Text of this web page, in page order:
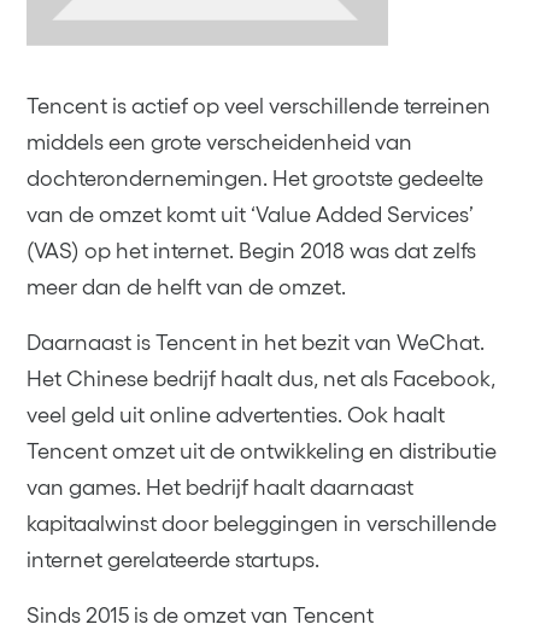
Tencent is actief op veel verschillende terreinen
middels een grote verscheidenheid van
dochterondernemingen. Het grootste gedeelte
van de omzet komt uit ‘Value Added Services’
(VAS) op het internet. Begin 2018 was dat zelfs
meer dan de helft van de omzet.
Daarnaast is Tencent in het bezit van WeChat.
Het Chinese bedrijf haalt dus, net als Facebook,
veel geld uit online advertenties. Ook haalt
Tencent omzet uit de ontwikkeling en distributie
van games. Het bedrijf haalt daarnaast
kapitaalwinst door beleggingen in verschillende
internet gerelateerde startups.
Sinds 2015 is de omzet van Tencent